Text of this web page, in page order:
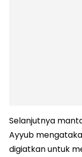
Selanjutnya
Ayyub
digiatkan untuk